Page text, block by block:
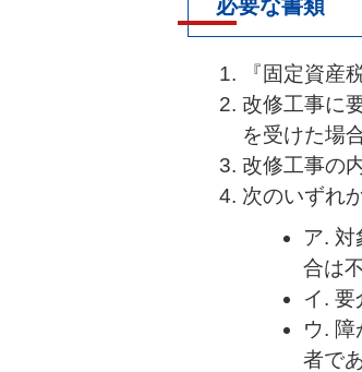
必要な書類
『固定資産
改修工事に
を受けた場
改修工事の
次のいずれ
ア.
合は
イ.
ウ.
者で